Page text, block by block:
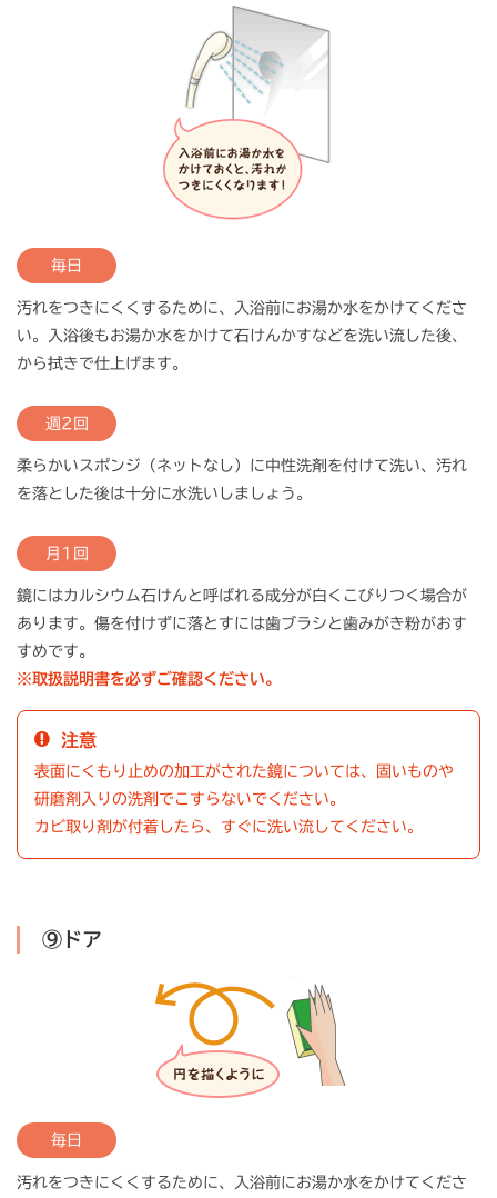
毎日
汚れをつきにくくするために、入浴前にお湯か水をかけてくださ
い。入浴後もお湯か水をかけて石けんかすなどを洗い流した後、
から拭きで仕上げます。
週2回
柔らかいスポンジ（ネットなし）に中性洗剤を付けて洗い、汚れ
を落とした後は十分に水洗いしましょう。
月1回
鏡にはカルシウム石けんと呼ばれる成分が白くこびりつく場合が
あります。傷を付けずに落とすには歯ブラシと歯みがき粉がおす
すめです。
※取扱説明書を必ずご確認ください。
注意
表面にくもり止めの加工がされた鏡については、固いものや
研磨剤入りの洗剤でこすらないでください。
カビ取り剤が付着したら、すぐに洗い流してください。
⑨ドア
毎日
汚れをつきにくくするために、入浴前にお湯か水をかけてくださ